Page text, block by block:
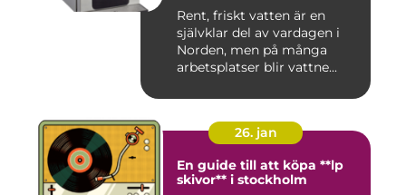
Rent, friskt vatten är en
självklar del av vardagen i
Norden, men på många
arbetsplatser blir vattne...
26. jan
En guide till att köpa **lp
skivor** i stockholm